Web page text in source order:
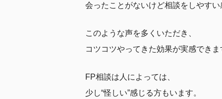
会ったことがないけど相談をしやすい
このような声を多くいただき、
コツコツやってきた効果が実感できま
FP相談は人によっては、
少し“怪しい”感じる方もいます。